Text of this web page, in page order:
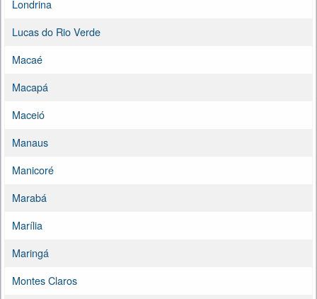
Londrina
Lucas do Rio Verde
Macaé
Macapá
Maceió
Manaus
Manicoré
Marabá
Marília
Maringá
Montes Claros